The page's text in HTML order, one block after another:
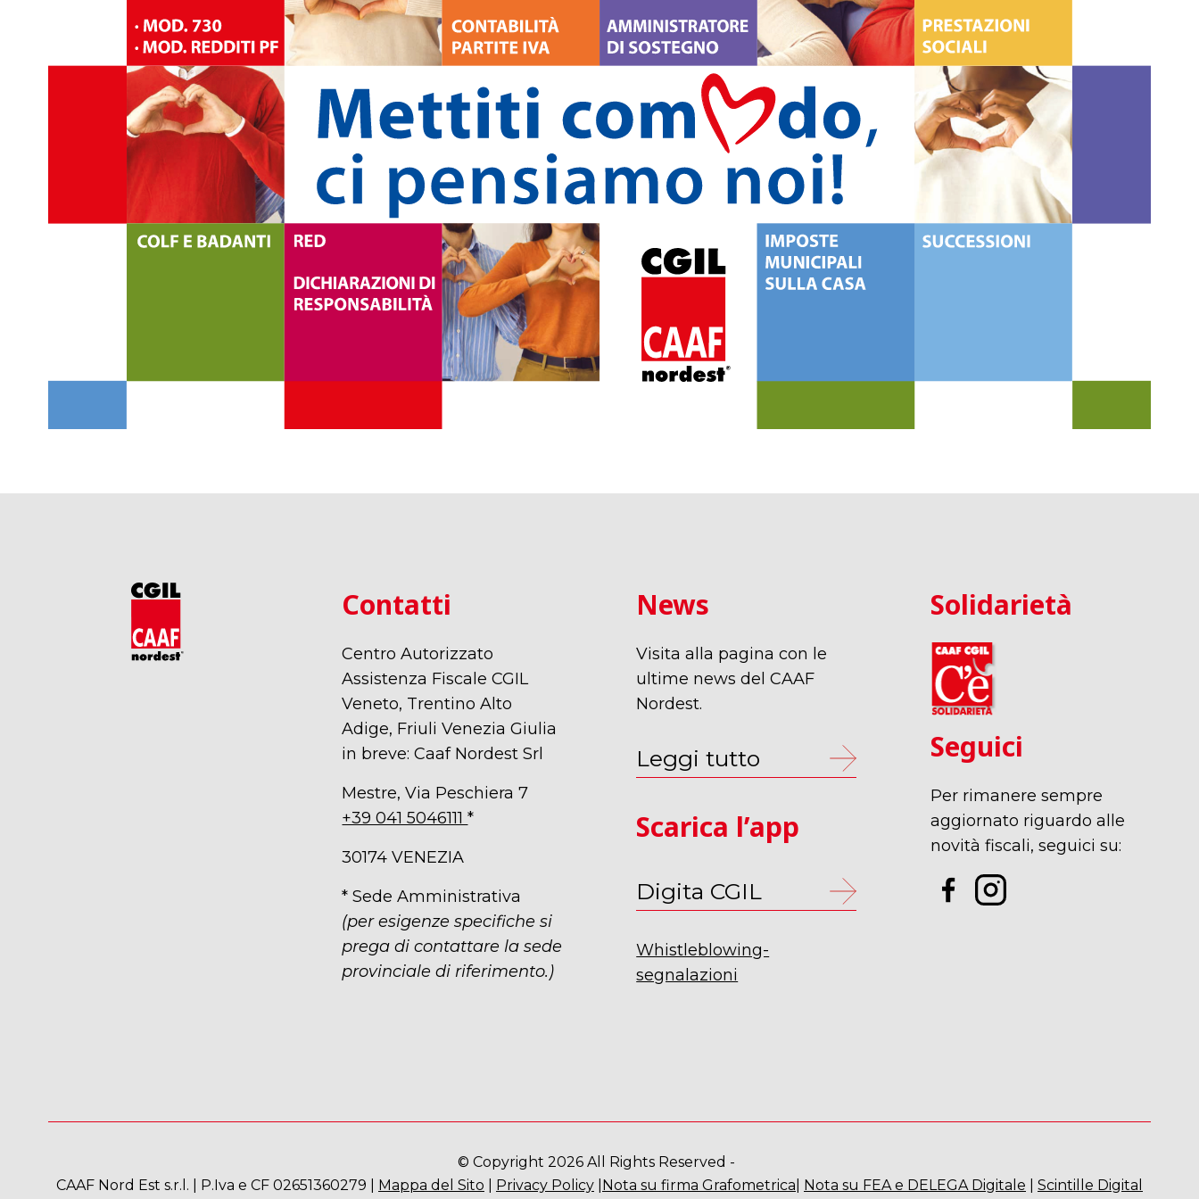
Contatti
Centro Autorizzato
Assistenza Fiscale CGIL
Veneto, Trentino Alto
Adige, Friuli Venezia Giulia
in breve: Caaf Nordest Srl
Mestre, Via Peschiera 7
+39 041 5046111*
30174 VENEZIA
* Sede Amministrativa
(per esigenze specifiche si
prega di contattare la sede
provinciale di riferimento.)
News
Visita alla pagina con le
ultime news del CAAF
Nordest.
Leggi tutto
Scarica l’app
Digita CGIL
Whistleblowing-
segnalazioni
Solidarietà
Seguici
Per rimanere sempre
aggiornato riguardo alle
novità fiscali, seguici su:
© Copyright 2026 All Rights Reserved -
CAAF Nord Est s.r.l. | P.Iva e CF 02651360279 | Mappa del Sito Privacy Policy Nota su firma Grafometrica Nota su FEA e DELEGA Digitale Scintille Digital